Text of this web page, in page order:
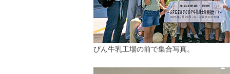
びん牛乳工場の前で集合写真。